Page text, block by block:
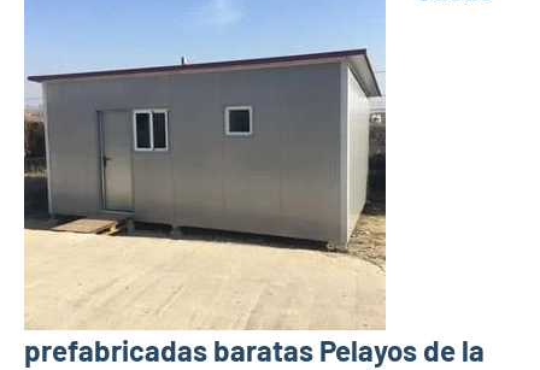
prefabricadas baratas Pelayos de la